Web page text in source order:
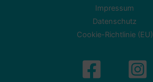
Impressum
Datenschutz
Cookie-Richtlinie (EU)